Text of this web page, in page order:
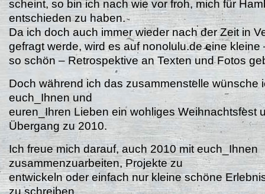
scheint, so bin ich nach wie vor froh, mich für
entschieden zu haben.
Da ich doch auch immer wieder nach der Zeit in
gefragt werde, wird es auf nonolulu.de eine kleine
so schön – Retrospektive an Texten und Fotos
Doch während ich das zusammenstelle wünsche
euch_Ihnen und
euren_Ihren Lieben ein wohliges Weihnachtsfest
Übergang zu 2010.
Ich freue mich darauf, auch 2010 mit euch_Ihnen
zusammenzuarbeiten, Projekte zu
entwickeln oder einfach nur kleine schöne
zu schreiben.